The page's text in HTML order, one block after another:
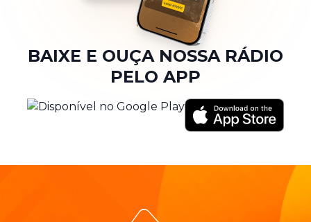
BAIXE E OUÇA NOSSA RÁDIO
PELO APP